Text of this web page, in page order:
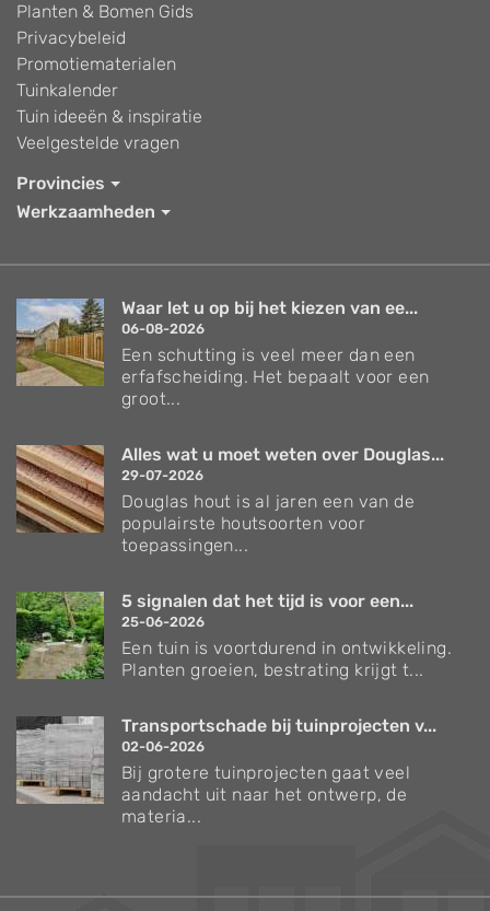
Planten & Bomen Gids
Privacybeleid
Promotiematerialen
Tuinkalender
Tuin ideeën & inspiratie
Veelgestelde vragen
Provincies
Werkzaamheden
Waar let u op bij het kiezen van ee...
06-08-2026
Een schutting is veel meer dan een
erfafscheiding. Het bepaalt voor een
groot...
Alles wat u moet weten over Douglas...
29-07-2026
Douglas hout is al jaren een van de
populairste houtsoorten voor
toepassingen...
5 signalen dat het tijd is voor een...
25-06-2026
Een tuin is voortdurend in ontwikkeling.
Planten groeien, bestrating krijgt t...
Transportschade bij tuinprojecten v...
02-06-2026
Bij grotere tuinprojecten gaat veel
aandacht uit naar het ontwerp, de
materia...